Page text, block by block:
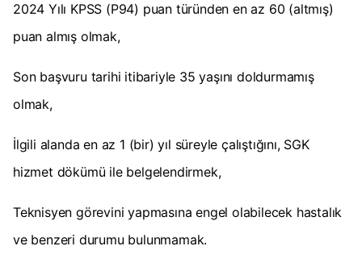
2024 Yılı KPSS (P94) puan türünden en az 60 (altmış)
puan almış olmak,
Son başvuru tarihi itibariyle 35 yaşını doldurmamış
olmak,
İlgili alanda en az 1 (bir) yıl süreyle çalıştığını, SGK
hizmet dökümü ile belgelendirmek,
Teknisyen görevini yapmasına engel olabilecek hastalık
ve benzeri durumu bulunmamak.